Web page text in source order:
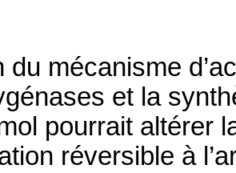
du mécanisme
et la
pourrait altérer
réversible à